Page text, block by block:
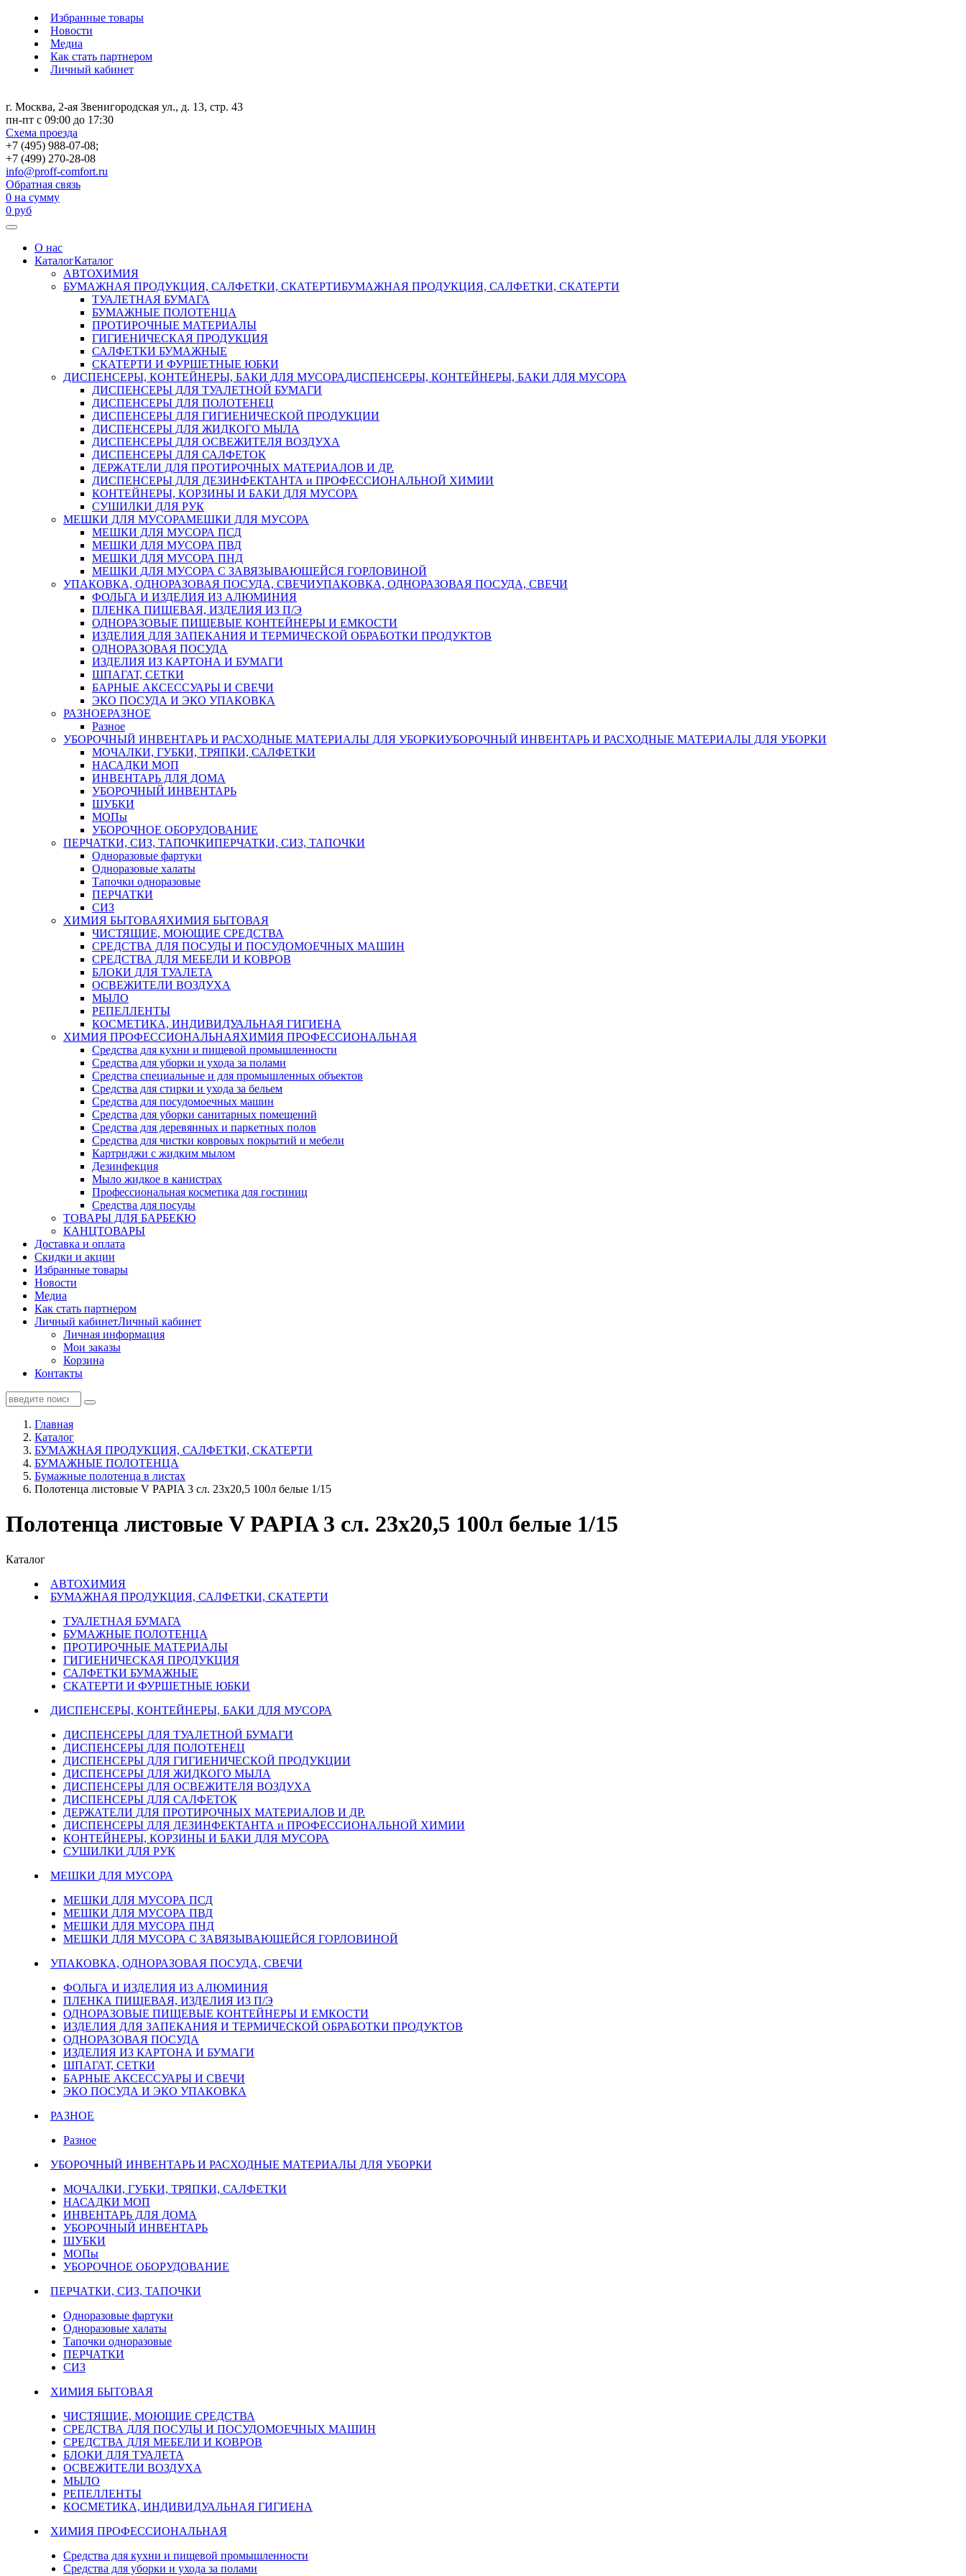
Избранные товары
Новости
Медиа
Как стать партнером
Личный кабинет
г. Москва, 2-ая Звенигородская ул., д. 13, стр. 43
пн-пт с 09:00 до 17:30
Схема проезда
+7 (495) 988-07-08;
+7 (499) 270-28-08
info@proff-comfort.ru
Обратная связь
0 на сумму
0 руб
О нас
КаталогКаталог
АВТОХИМИЯ
БУМАЖНАЯ ПРОДУКЦИЯ, САЛФЕТКИ, СКАТЕРТИБУМАЖНАЯ ПРОДУКЦИЯ, САЛФЕТКИ, СКАТЕРТИ
ТУАЛЕТНАЯ БУМАГА
БУМАЖНЫЕ ПОЛОТЕНЦА
ПРОТИРОЧНЫЕ МАТЕРИАЛЫ
ГИГИЕНИЧЕСКАЯ ПРОДУКЦИЯ
САЛФЕТКИ БУМАЖНЫЕ
СКАТЕРТИ И ФУРШЕТНЫЕ ЮБКИ
ДИСПЕНСЕРЫ, КОНТЕЙНЕРЫ, БАКИ ДЛЯ МУСОРАДИСПЕНСЕРЫ, КОНТЕЙНЕРЫ, БАКИ ДЛЯ МУСОРА
ДИСПЕНСЕРЫ ДЛЯ ТУАЛЕТНОЙ БУМАГИ
ДИСПЕНСЕРЫ ДЛЯ ПОЛОТЕНЕЦ
ДИСПЕНСЕРЫ ДЛЯ ГИГИЕНИЧЕСКОЙ ПРОДУКЦИИ
ДИСПЕНСЕРЫ ДЛЯ ЖИДКОГО МЫЛА
ДИСПЕНСЕРЫ ДЛЯ ОСВЕЖИТЕЛЯ ВОЗДУХА
ДИСПЕНСЕРЫ ДЛЯ САЛФЕТОК
ДЕРЖАТЕЛИ ДЛЯ ПРОТИРОЧНЫХ МАТЕРИАЛОВ И ДР.
ДИСПЕНСЕРЫ ДЛЯ ДЕЗИНФЕКТАНТА и ПРОФЕССИОНАЛЬНОЙ ХИМИИ
КОНТЕЙНЕРЫ, КОРЗИНЫ И БАКИ ДЛЯ МУСОРА
СУШИЛКИ ДЛЯ РУК
МЕШКИ ДЛЯ МУСОРАМЕШКИ ДЛЯ МУСОРА
МЕШКИ ДЛЯ МУСОРА ПСД
МЕШКИ ДЛЯ МУСОРА ПВД
МЕШКИ ДЛЯ МУСОРА ПНД
МЕШКИ ДЛЯ МУСОРА С ЗАВЯЗЫВАЮЩЕЙСЯ ГОРЛОВИНОЙ
УПАКОВКА, ОДНОРАЗОВАЯ ПОСУДА, СВЕЧИУПАКОВКА, ОДНОРАЗОВАЯ ПОСУДА, СВЕЧИ
ФОЛЬГА И ИЗДЕЛИЯ ИЗ АЛЮМИНИЯ
ПЛЕНКА ПИЩЕВАЯ, ИЗДЕЛИЯ ИЗ П/Э
ОДНОРАЗОВЫЕ ПИЩЕВЫЕ КОНТЕЙНЕРЫ И ЕМКОСТИ
ИЗДЕЛИЯ ДЛЯ ЗАПЕКАНИЯ И ТЕРМИЧЕСКОЙ ОБРАБОТКИ ПРОДУКТОВ
ОДНОРАЗОВАЯ ПОСУДА
ИЗДЕЛИЯ ИЗ КАРТОНА И БУМАГИ
ШПАГАТ, СЕТКИ
БАРНЫЕ АКСЕССУАРЫ И СВЕЧИ
ЭКО ПОСУДА И ЭКО УПАКОВКА
РАЗНОЕРАЗНОЕ
Разное
УБОРОЧНЫЙ ИНВЕНТАРЬ И РАСХОДНЫЕ МАТЕРИАЛЫ ДЛЯ УБОРКИУБОРОЧНЫЙ ИНВЕНТАРЬ И РАСХОДНЫЕ МАТЕРИАЛЫ ДЛЯ УБОРКИ
МОЧАЛКИ, ГУБКИ, ТРЯПКИ, САЛФЕТКИ
НАСАДКИ МОП
ИНВЕНТАРЬ ДЛЯ ДОМА
УБОРОЧНЫЙ ИНВЕНТАРЬ
ШУБКИ
МОПы
УБОРОЧНОЕ ОБОРУДОВАНИЕ
ПЕРЧАТКИ, СИЗ, ТАПОЧКИПЕРЧАТКИ, СИЗ, ТАПОЧКИ
Одноразовые фартуки
Одноразовые халаты
Тапочки одноразовые
ПЕРЧАТКИ
СИЗ
ХИМИЯ БЫТОВАЯХИМИЯ БЫТОВАЯ
ЧИСТЯЩИЕ, МОЮЩИЕ СРЕДСТВА
СРЕДСТВА ДЛЯ ПОСУДЫ И ПОСУДОМОЕЧНЫХ МАШИН
СРЕДСТВА ДЛЯ МЕБЕЛИ И КОВРОВ
БЛОКИ ДЛЯ ТУАЛЕТА
ОСВЕЖИТЕЛИ ВОЗДУХА
МЫЛО
РЕПЕЛЛЕНТЫ
КОСМЕТИКА, ИНДИВИДУАЛЬНАЯ ГИГИЕНА
ХИМИЯ ПРОФЕССИОНАЛЬНАЯХИМИЯ ПРОФЕССИОНАЛЬНАЯ
Средства для кухни и пищевой промышленности
Средства для уборки и ухода за полами
Средства специальные и для промышленных объектов
Средства для стирки и ухода за бельем
Средства для посудомоечных машин
Средства для уборки санитарных помещений
Средства для деревянных и паркетных полов
Средства для чистки ковровых покрытий и мебели
Картриджи с жидким мылом
Дезинфекция
Мыло жидкое в канистрах
Профессиональная косметика для гостиниц
Средства для посуды
ТОВАРЫ ДЛЯ БАРБЕКЮ
КАНЦТОВАРЫ
Доставка и оплата
Скидки и акции
Избранные товары
Новости
Медиа
Как стать партнером
Личный кабинетЛичный кабинет
Личная информация
Мои заказы
Корзина
Контакты
Главная
Каталог
БУМАЖНАЯ ПРОДУКЦИЯ, САЛФЕТКИ, СКАТЕРТИ
БУМАЖНЫЕ ПОЛОТЕНЦА
Бумажные полотенца в листах
Полотенца листовые V PAPIA 3 сл. 23х20,5 100л белые 1/15
Полотенца листовые V PAPIA 3 сл. 23х20,5 100л белые 1/15
Каталог
АВТОХИМИЯ
БУМАЖНАЯ ПРОДУКЦИЯ, САЛФЕТКИ, СКАТЕРТИ
ТУАЛЕТНАЯ БУМАГА
БУМАЖНЫЕ ПОЛОТЕНЦА
ПРОТИРОЧНЫЕ МАТЕРИАЛЫ
ГИГИЕНИЧЕСКАЯ ПРОДУКЦИЯ
САЛФЕТКИ БУМАЖНЫЕ
СКАТЕРТИ И ФУРШЕТНЫЕ ЮБКИ
ДИСПЕНСЕРЫ, КОНТЕЙНЕРЫ, БАКИ ДЛЯ МУСОРА
ДИСПЕНСЕРЫ ДЛЯ ТУАЛЕТНОЙ БУМАГИ
ДИСПЕНСЕРЫ ДЛЯ ПОЛОТЕНЕЦ
ДИСПЕНСЕРЫ ДЛЯ ГИГИЕНИЧЕСКОЙ ПРОДУКЦИИ
ДИСПЕНСЕРЫ ДЛЯ ЖИДКОГО МЫЛА
ДИСПЕНСЕРЫ ДЛЯ ОСВЕЖИТЕЛЯ ВОЗДУХА
ДИСПЕНСЕРЫ ДЛЯ САЛФЕТОК
ДЕРЖАТЕЛИ ДЛЯ ПРОТИРОЧНЫХ МАТЕРИАЛОВ И ДР.
ДИСПЕНСЕРЫ ДЛЯ ДЕЗИНФЕКТАНТА и ПРОФЕССИОНАЛЬНОЙ ХИМИИ
КОНТЕЙНЕРЫ, КОРЗИНЫ И БАКИ ДЛЯ МУСОРА
СУШИЛКИ ДЛЯ РУК
МЕШКИ ДЛЯ МУСОРА
МЕШКИ ДЛЯ МУСОРА ПСД
МЕШКИ ДЛЯ МУСОРА ПВД
МЕШКИ ДЛЯ МУСОРА ПНД
МЕШКИ ДЛЯ МУСОРА С ЗАВЯЗЫВАЮЩЕЙСЯ ГОРЛОВИНОЙ
УПАКОВКА, ОДНОРАЗОВАЯ ПОСУДА, СВЕЧИ
ФОЛЬГА И ИЗДЕЛИЯ ИЗ АЛЮМИНИЯ
ПЛЕНКА ПИЩЕВАЯ, ИЗДЕЛИЯ ИЗ П/Э
ОДНОРАЗОВЫЕ ПИЩЕВЫЕ КОНТЕЙНЕРЫ И ЕМКОСТИ
ИЗДЕЛИЯ ДЛЯ ЗАПЕКАНИЯ И ТЕРМИЧЕСКОЙ ОБРАБОТКИ ПРОДУКТОВ
ОДНОРАЗОВАЯ ПОСУДА
ИЗДЕЛИЯ ИЗ КАРТОНА И БУМАГИ
ШПАГАТ, СЕТКИ
БАРНЫЕ АКСЕССУАРЫ И СВЕЧИ
ЭКО ПОСУДА И ЭКО УПАКОВКА
РАЗНОЕ
Разное
УБОРОЧНЫЙ ИНВЕНТАРЬ И РАСХОДНЫЕ МАТЕРИАЛЫ ДЛЯ УБОРКИ
МОЧАЛКИ, ГУБКИ, ТРЯПКИ, САЛФЕТКИ
НАСАДКИ МОП
ИНВЕНТАРЬ ДЛЯ ДОМА
УБОРОЧНЫЙ ИНВЕНТАРЬ
ШУБКИ
МОПы
УБОРОЧНОЕ ОБОРУДОВАНИЕ
ПЕРЧАТКИ, СИЗ, ТАПОЧКИ
Одноразовые фартуки
Одноразовые халаты
Тапочки одноразовые
ПЕРЧАТКИ
СИЗ
ХИМИЯ БЫТОВАЯ
ЧИСТЯЩИЕ, МОЮЩИЕ СРЕДСТВА
СРЕДСТВА ДЛЯ ПОСУДЫ И ПОСУДОМОЕЧНЫХ МАШИН
СРЕДСТВА ДЛЯ МЕБЕЛИ И КОВРОВ
БЛОКИ ДЛЯ ТУАЛЕТА
ОСВЕЖИТЕЛИ ВОЗДУХА
МЫЛО
РЕПЕЛЛЕНТЫ
КОСМЕТИКА, ИНДИВИДУАЛЬНАЯ ГИГИЕНА
ХИМИЯ ПРОФЕССИОНАЛЬНАЯ
Средства для кухни и пищевой промышленности
Средства для уборки и ухода за полами